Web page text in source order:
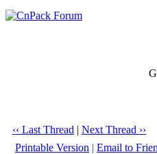
‹‹ Last Thread | Next Thread ››
Printable Version | Email to